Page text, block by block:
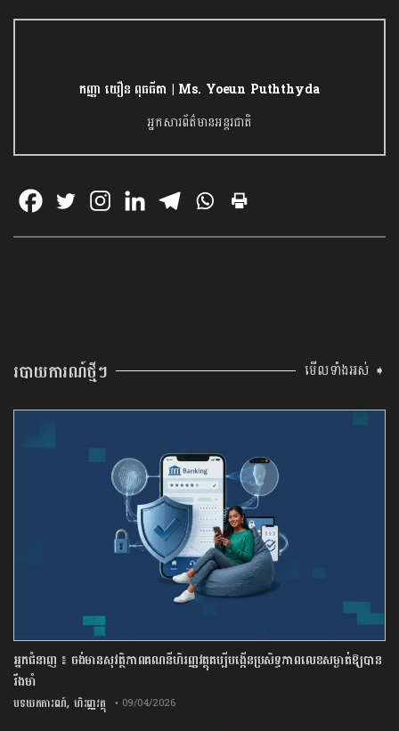
កញ្ញា យឿន ពុធធីតា | Ms. Yoeun Puththyda
អ្នកសារព័ត៌មានអន្តរជាតិ
របាយការណ៍ថ្មីៗ មើលទាំងអស់ ➧
អ្នកជំនាញ ៖ ចង់មានសុវត្ថិភាពគណនីហិរញ្ញវត្ថុគប្បីបង្កើនប្រសិទ្ធភាពលេខសម្ងាត់ឱ្យបាន
រឹងមាំ
បទយកការណ៍, ហិរញ្ញវត្ថុ • 09/04/2026